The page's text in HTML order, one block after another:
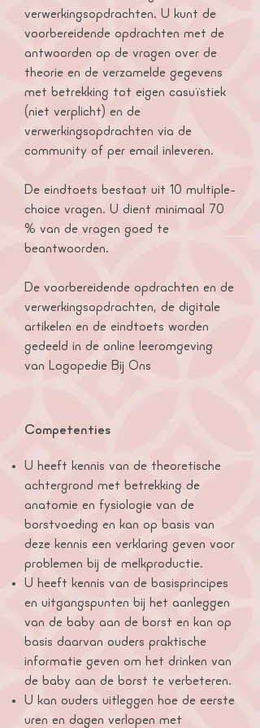
verwerkingsopdrachten. U kunt de
voorbereidende opdrachten met de
antwoorden op de vragen over de
theorie en de verzamelde gegevens
met betrekking tot eigen casuïstiek
(niet verplicht) en de
verwerkingsopdrachten via de
community of per email inleveren.
De eindtoets bestaat uit 10 multiple-
choice vragen. U dient minimaal 70
% van de vragen goed te
beantwoorden.
De voorbereidende opdrachten en de
verwerkingsopdrachten, de digitale
artikelen en de eindtoets worden
gedeeld in de online leeromgeving
van Logopedie Bij Ons
Competenties
U heeft kennis van de theoretische
achtergrond met betrekking de
anatomie en fysiologie van de
borstvoeding en kan op basis van
deze kennis een verklaring geven voor
problemen bij de melkproductie.
U heeft kennis van de basisprincipes
en uitgangspunten bij het aanleggen
van de baby aan de borst en kan op
basis daarvan ouders praktische
informatie geven om het drinken van
de baby aan de borst te verbeteren.
U kan ouders uitleggen hoe de eerste
uren en dagen verlopen met